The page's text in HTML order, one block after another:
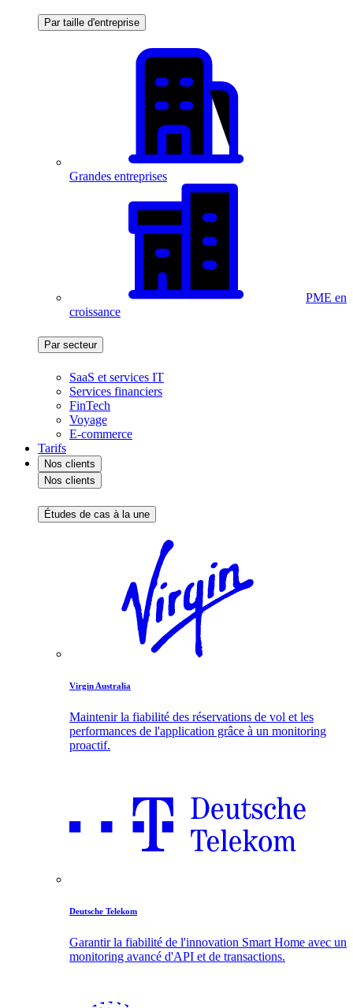
Par taille d'entreprise
Grandes entreprises
PME en
croissance
Par secteur
SaaS et services IT
Services financiers
FinTech
Voyage
E-commerce
Tarifs
Nos clients
Nos clients
Études de cas à la une
Virgin Australia
Maintenir la fiabilité des réservations de vol et les
performances de l'application grâce à un monitoring
proactif.
Deutsche Telekom
Garantir la fiabilité de l'innovation Smart Home avec un
monitoring avancé d'API et de transactions.